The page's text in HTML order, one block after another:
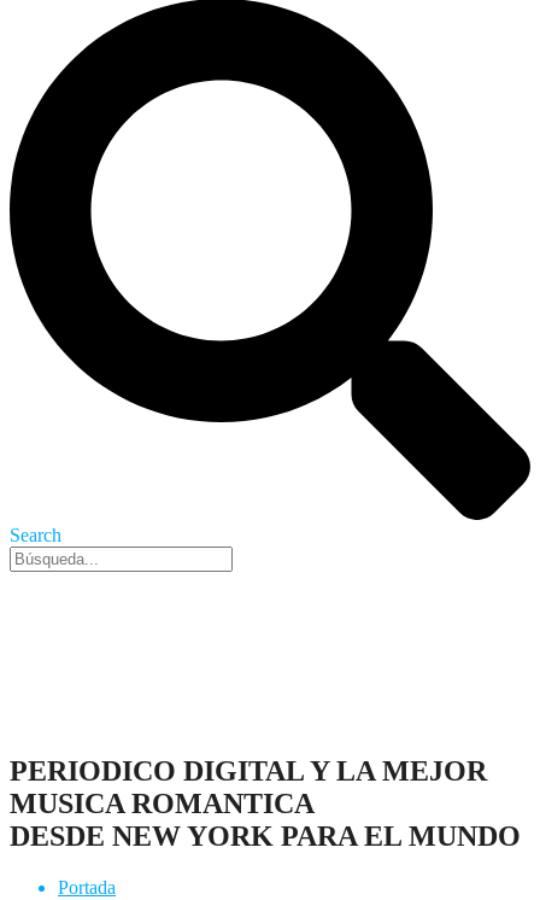
Search
PERIODICO DIGITAL Y LA MEJOR
MUSICA ROMANTICA
DESDE NEW YORK PARA EL MUNDO
Portada